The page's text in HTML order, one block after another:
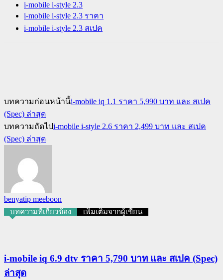
i-mobile i-style 2.3
i-mobile i-style 2.3 ราคา
i-mobile i-style 2.3 สเปค
บทความก่อนหน้านี้i-mobile iq 1.1 ราคา 5,990 บาท และ สเปค
(Spec) ล่าสุด
บทความถัดไปi-mobile i-style 2.6 ราคา 2,499 บาท และ สเปค
(Spec) ล่าสุด
benyatip meeboon
บทความที่เกี่ยวข้อง เพิ่มเติมจากผู้เขียน
i-mobile iq 6.9 dtv ราคา 5,790 บาท และ สเปค (Spec)
ล่าสุด